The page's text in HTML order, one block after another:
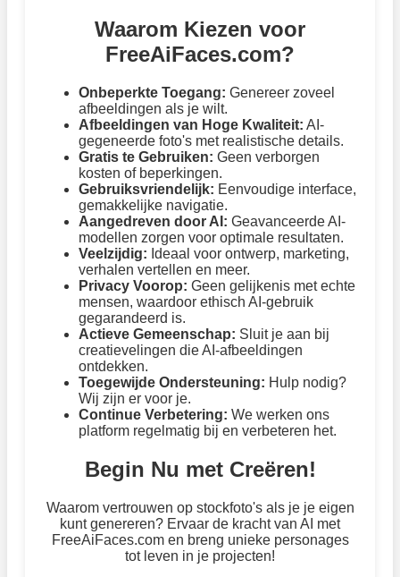
Waarom Kiezen voor
FreeAiFaces.com?
Onbeperkte Toegang: Genereer zoveel
afbeeldingen als je wilt.
Afbeeldingen van Hoge Kwaliteit: AI-
gegeneerde foto's met realistische details.
Gratis te Gebruiken: Geen verborgen
kosten of beperkingen.
Gebruiksvriendelijk: Eenvoudige interface,
gemakkelijke navigatie.
Aangedreven door AI: Geavanceerde AI-
modellen zorgen voor optimale resultaten.
Veelzijdig: Ideaal voor ontwerp, marketing,
verhalen vertellen en meer.
Privacy Voorop: Geen gelijkenis met echte
mensen, waardoor ethisch AI-gebruik
gegarandeerd is.
Actieve Gemeenschap: Sluit je aan bij
creatievelingen die AI-afbeeldingen
ontdekken.
Toegewijde Ondersteuning: Hulp nodig?
Wij zijn er voor je.
Continue Verbetering: We werken ons
platform regelmatig bij en verbeteren het.
Begin Nu met Creëren!
Waarom vertrouwen op stockfoto's als je je eigen
kunt genereren? Ervaar de kracht van AI met
FreeAiFaces.com en breng unieke personages
tot leven in je projecten!